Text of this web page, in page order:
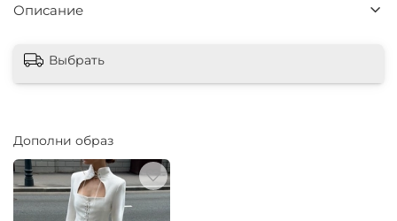
Описание
Выбрать
Дополни образ